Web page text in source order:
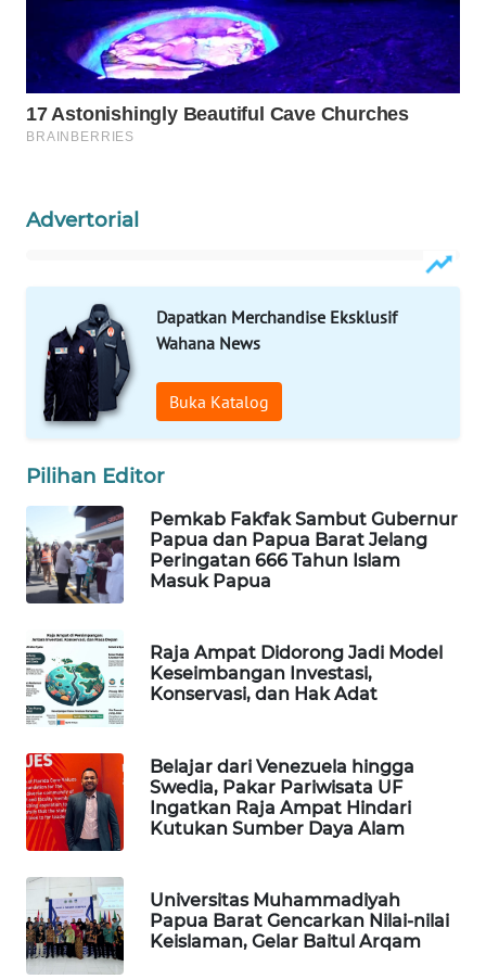
Advertorial
Dapatkan Merchandise Eksklusif
Wahana News
Buka Katalog
Pilihan Editor
Pemkab Fakfak Sambut Gubernur
Papua dan Papua Barat Jelang
Peringatan 666 Tahun Islam
Masuk Papua
Raja Ampat Didorong Jadi Model
Keseimbangan Investasi,
Konservasi, dan Hak Adat
Belajar dari Venezuela hingga
Swedia, Pakar Pariwisata UF
Ingatkan Raja Ampat Hindari
Kutukan Sumber Daya Alam
Universitas Muhammadiyah
Papua Barat Gencarkan Nilai-nilai
Keislaman, Gelar Baitul Arqam
WAHANA
DESA
WISATA
Wahana
KONSUMEN
LISTRIK
MASYARAKAT
KELISTRIKAN
WALINKI
ID
MAWAKA
ID
PLN
WATCH
MKLI
LPKKI
LKKI
KOPEKLIN